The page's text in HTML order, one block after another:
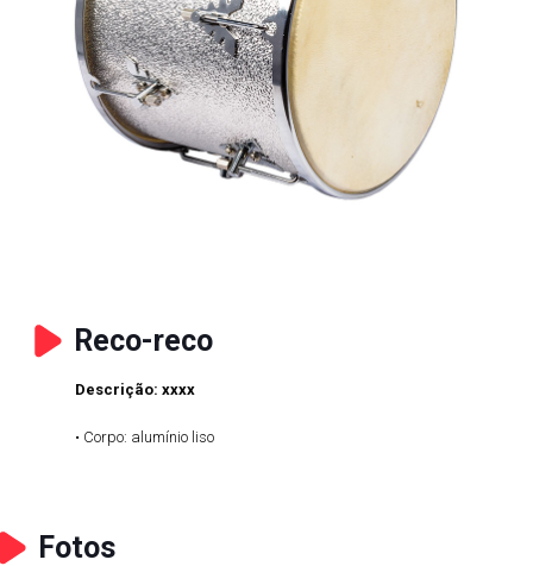
Reco-reco
Descrição: xxxx
• Corpo: alumínio liso
Fotos